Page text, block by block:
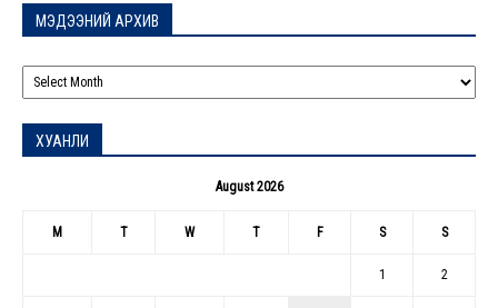
МЭДЭЭНИЙ АРХИВ
АРХИВ
ХУАНЛИ
August 2026
M T W T F S S
1 2